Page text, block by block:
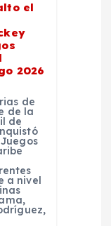
el
2026
de
de la
de
a nivel